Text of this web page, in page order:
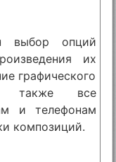
выбор опций
их
графического
также все
и телефонам
композиций.